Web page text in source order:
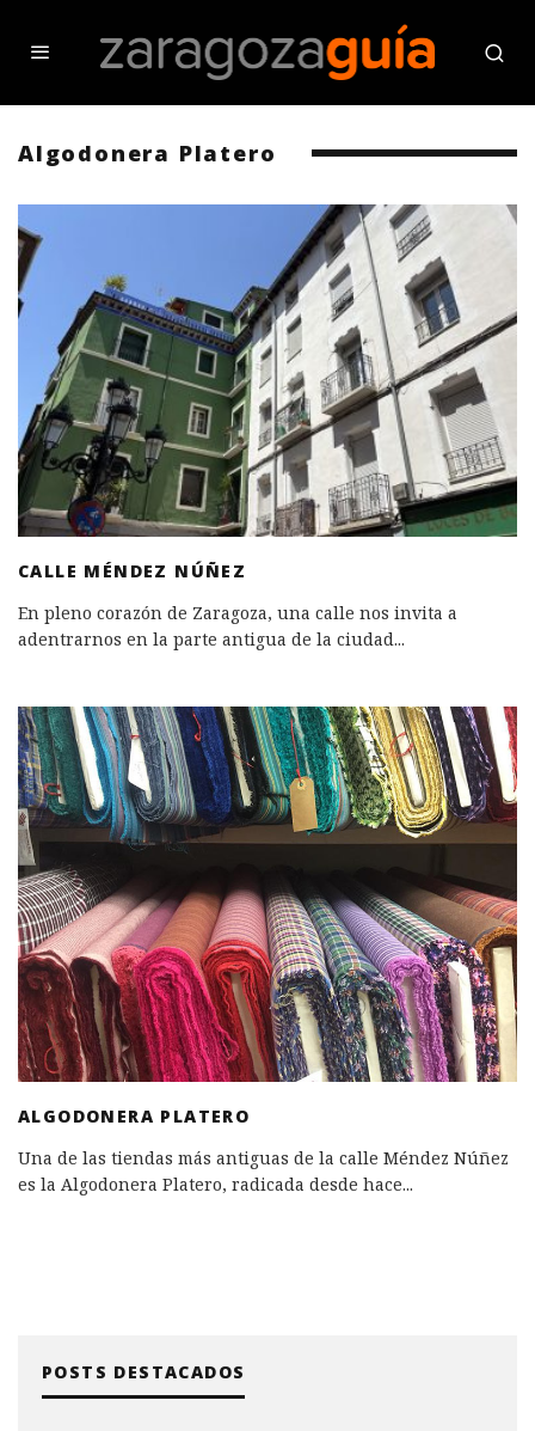
Algodonera Platero
CALLE MÉNDEZ NÚÑEZ
En pleno corazón de Zaragoza, una calle nos invita a
adentrarnos en la parte antigua de la ciudad...
ALGODONERA PLATERO
Una de las tiendas más antiguas de la calle Méndez Núñez
es la Algodonera Platero, radicada desde hace...
POSTS DESTACADOS